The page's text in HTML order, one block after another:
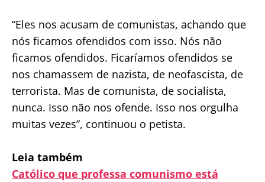
“Eles nos acusam de comunistas, achando que
nós ficamos ofendidos com isso. Nós não
ficamos ofendidos. Ficaríamos ofendidos se
nos chamassem de nazista, de neofascista, de
terrorista. Mas de comunista, de socialista,
nunca. Isso não nos ofende. Isso nos orgulha
muitas vezes”, continuou o petista.
Leia também
Católico que professa comunismo está